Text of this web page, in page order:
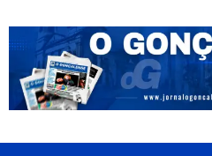
to
content